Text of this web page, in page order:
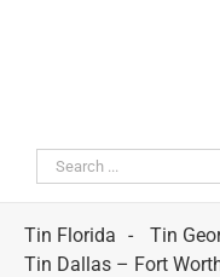
Search
for:
Tin Florida
Tin
Tin Dallas – Fort